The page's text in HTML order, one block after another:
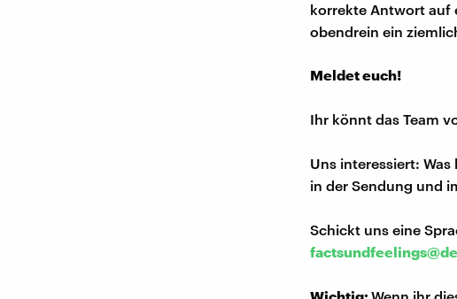
korrekte Antwort auf
obendrein ein
Meldet euch!
Ihr könnt das Team
Uns interessiert:
in der Sendung und
Schickt uns eine